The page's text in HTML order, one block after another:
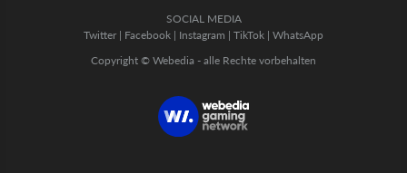
SOCIAL MEDIA
Twitter | Facebook | Instagram | TikTok | WhatsApp
Copyright © Webedia - alle Rechte vorbehalten